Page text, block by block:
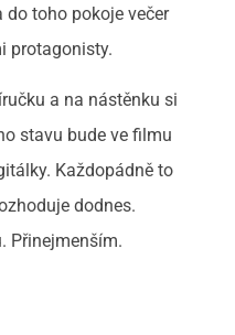
toho pokoje večer
protagonisty.
a na nástěnku si
stavu bude ve filmu
Každopádně to
dodnes.
Přinejmenším.